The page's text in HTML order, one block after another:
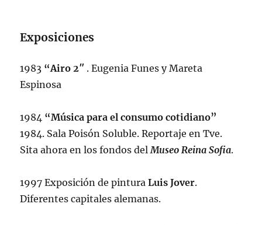
Exposiciones
1983 “Airo 2″ . Eugenia Funes y Mareta
Espinosa
1984 “Música para el consumo cotidiano”
1984. Sala Poisón Soluble. Reportaje en Tve.
Sita ahora en los fondos delMuseo Reina Sofia.
1997 Exposición de pinturaLuis Jover.
Diferentes capitales alemanas.